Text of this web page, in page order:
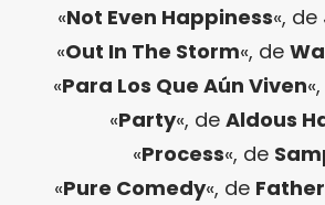
«Not Even Happiness«, de
«Out In The Storm«, de
«Para Los Que Aún Viven
«Party«, de Aldous
«Process«, de
«Pure Comedy«, de